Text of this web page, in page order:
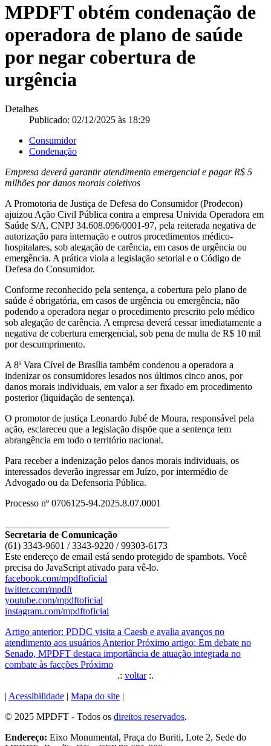
MPDFT obtém condenação de
operadora de plano de saúde
por negar cobertura de
urgência
Detalhes
Publicado: 02/12/2025 às 18:29
Consumidor
Condenação
Empresa deverá garantir atendimento emergencial e pagar R$ 5
milhões por danos morais coletivos
A Promotoria de Justiça de Defesa do Consumidor (Prodecon)
ajuizou Ação Civil Pública contra a empresa Univida Operadora em
Saúde S/A, CNPJ 34.608.096/0001-97, pela reiterada negativa de
autorização para internação e outros procedimentos médico-
hospitalares, sob alegação de carência, em casos de urgência ou
emergência. A prática viola a legislação setorial e o Código de
Defesa do Consumidor.
Conforme reconhecido pela sentença, a cobertura pelo plano de
saúde é obrigatória, em casos de urgência ou emergência, não
podendo a operadora negar o procedimento prescrito pelo médico
sob alegação de carência. A empresa deverá cessar imediatamente a
negativa de cobertura emergencial, sob pena de multa de R$ 10 mil
por descumprimento.
A 8ª Vara Cível de Brasília também condenou a operadora a
indenizar os consumidores lesados nos últimos cinco anos, por
danos morais individuais, em valor a ser fixado em procedimento
posterior (liquidação de sentença).
O promotor de justiça Leonardo Jubé de Moura, responsável pela
ação, esclareceu que a legislação dispõe que a sentença tem
abrangência em todo o território nacional.
Para receber a indenização pelos danos morais individuais, os
interessados deverão ingressar em Juízo, por intermédio de
Advogado ou da Defensoria Pública.
Processo nº 0706125-94.2025.8.07.0001
Secretaria de Comunicação
(61) 3343-9601 / 3343-9220 / 99303-6173
Este endereço de email está sendo protegido de spambots. Você
precisa do JavaScript ativado para vê-lo.
facebook.com/mpdftoficial
twitter.com/mpdft
youtube.com/mpdftoficial
instagram.com/mpdftoficial
Artigo anterior: PDDC visita a Caesb e avalia avanços no
atendimento aos usuários Anterior Próximo artigo: Em debate no
Senado, MPDFT destaca importância de atuação integrada no
combate às facções Próximo
.: voltar:.
| Acessibilidade | Mapa do site |
© 2025 MPDFT - Todos os direitos reservados.
Endereço: Eixo Monumental, Praça do Buriti, Lote 2, Sede do